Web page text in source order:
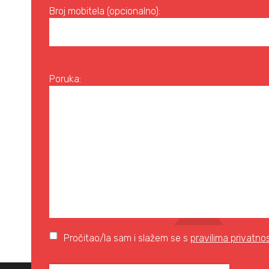
Broj mobitela (opcionalno):
Poruka:
Pročitao/la sam i slažem se s pravilima